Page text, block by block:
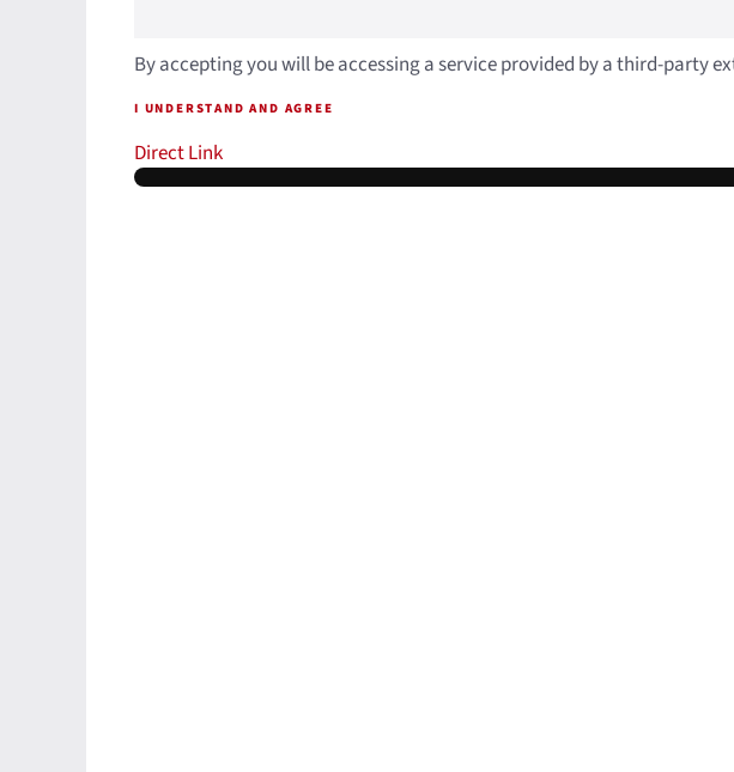
By accepting you will be accessing a service provided by a third-party
I UNDERSTAND AND AGREE
Direct Link